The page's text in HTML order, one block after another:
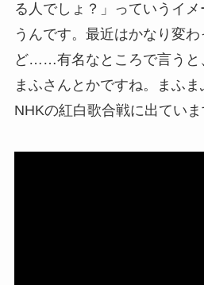
る人でしょ？」っていうイ
うんです。最近はかなり変
ど……有名なところで言うと
まふさんとかですね。まふま
NHKの紅白歌合戦に出ていま